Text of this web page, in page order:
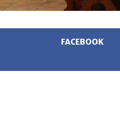
FACEBOOK